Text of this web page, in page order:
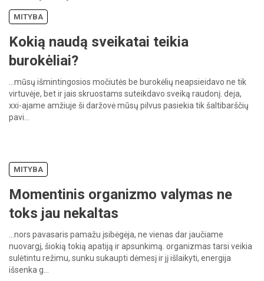
MITYBA
Kokią naudą sveikatai teikia
burokėliai?
…mūsų išmintingosios močiutės be burokėlių neapsieidavo ne tik
virtuvėje, betirjais skruostams suteikdavo sveiką raudonį. deja,
xxi-ajame amžiuje ši daržovėmūsų pilvus pasiekia tikšaltibarščių
pavi…
MITYBA
Momentinis organizmo valymas ne
toks jau nekaltas
…nors pavasaris pamažu įsibėgėja, ne vienas darjaučiame
nuovargį, šiokią tokią apatiją irapsunkimą. organizmas tarsi veikia
sulėtintu režimu, sunku sukaupti dėmesįirjįišlaikyti, energija
išsenka g…